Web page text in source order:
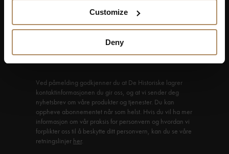
Customize
Deny
Ved påmelding godkjenner du at De Historiske lagrer
kontaktinformasjonen du gir oss, og at vi sender deg
nyhetsbrev om våre produkter og tjenester. Du kan
oppheve abonnementet når som helst. Hvis du vil ha mer
informasjon om vår praksis for personvern og hvordan vi
forplikter oss til å beskytte ditt personvern, kan du se våre
retningslinjer her.